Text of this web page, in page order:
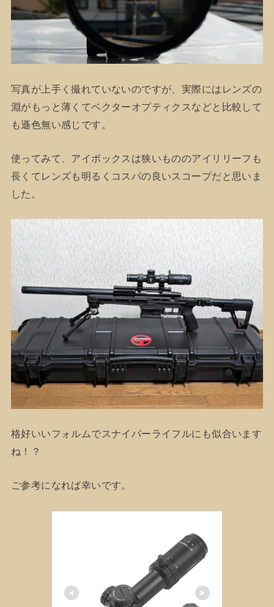
写真が上手く撮れていないのですが、実際にはレンズの
淵がもっと薄くてベクターオプティクスなどと比較して
も遜色無い感じです。
使ってみて、アイボックスは狭いもののアイリリーフも
長くてレンズも明るくコスパの良いスコープだと思いま
した。
格好いいフォルムでスナイパーライフルにも似合います
ね！？
ご参考になれば幸いです。